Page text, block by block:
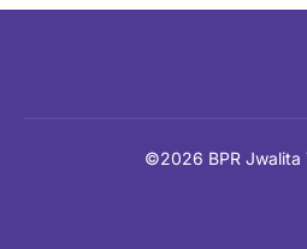
©2026 BPR Jwalita